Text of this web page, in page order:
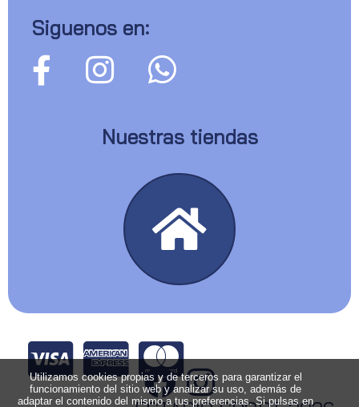
Siguenos en:
Nuestras tiendas
Utilizamos cookies propias y de terceros para garantizar el
funcionamiento del sitio web y analizar su uso, además de
adaptar el contenido del mismo a tus preferencias. Si pulsas en